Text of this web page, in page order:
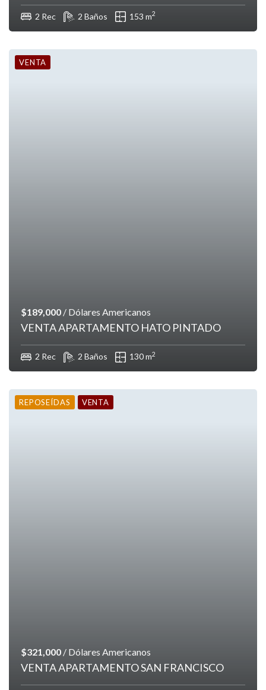
2 Rec 2 Baños 153 m2
VENTA
$189,000 / Dólares Americanos
VENTA APARTAMENTO HATO PINTADO
2 Rec 2 Baños 130 m2
REPOSEÍDAS VENTA
$321,000 / Dólares Americanos
VENTA APARTAMENTO SAN FRANCISCO